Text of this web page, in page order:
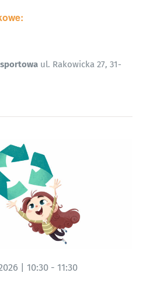
ul. Rakowicka 27, 31-
| 10:30 - 11:30